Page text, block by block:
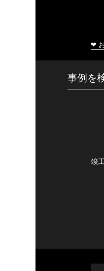
❤
事例を
竣